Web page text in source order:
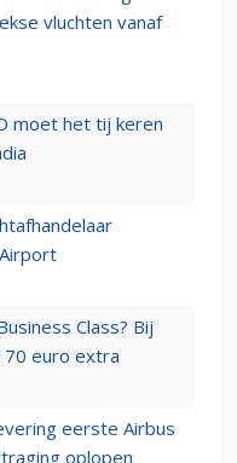
vluchten vanaf
moet het tij keren
Class? Bij
euro extra
eerste Airbus
oplopen